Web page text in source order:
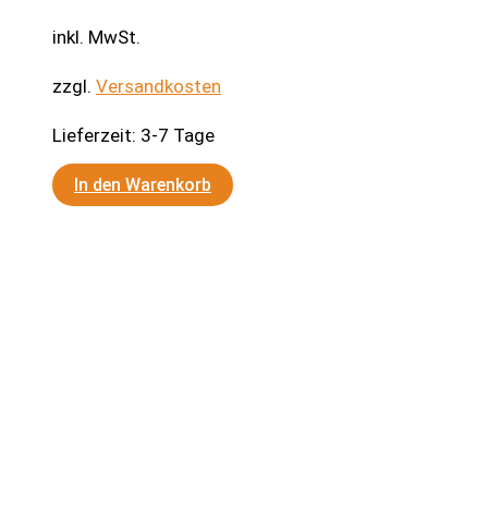
inkl. MwSt.
zzgl. Versandkosten
Lieferzeit: 3-7 Tage
In den Warenkorb